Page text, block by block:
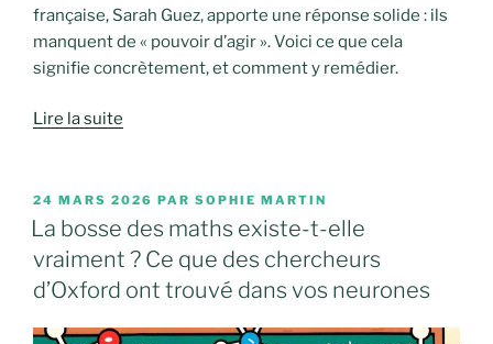
française, Sarah Guez, apporte une réponse solide : ils
manquent de « pouvoir d’agir ». Voici ce que cela
signifie concrètement, et comment y remédier.
Lire la suite
PUBLIÉ
LE
24 MARS 2026 PAR SOPHIE MARTIN
La bosse des maths existe-t-elle
vraiment ? Ce que des chercheurs
d’Oxford ont trouvé dans vos neurones